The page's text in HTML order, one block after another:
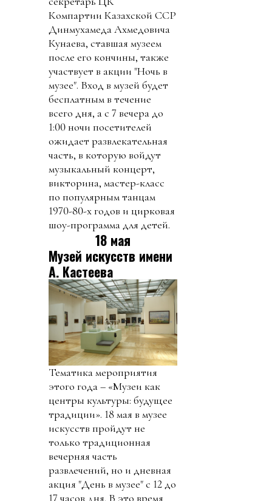
Компартии Казахской ССР
Динмухамеда Ахмедовича
Кунаева, ставшая музеем
после его кончины, также
участвует в акции "Ночь в
музее". Вход в музей будет
бесплатным в течение
всего дня, а с 7 вечера до
1:00 ночи посетителей
ожидает развлекательная
часть, в которую войдут
музыкальный концерт,
викторина, мастер-класс
по популярным танцам
1970-80-х годов и цирковая
шоу-программа для детей.
18 мая
Музей искусств имени
А. Кастеева
Тематика мероприятия
этого года – «Музеи как
центры культуры: будущее
традиции». 18 мая в музее
искусств пройдут не
только традиционная
вечерняя часть
развлечений, но и дневная
акция "День в музее" с 12 до
17 часов дня. В это время